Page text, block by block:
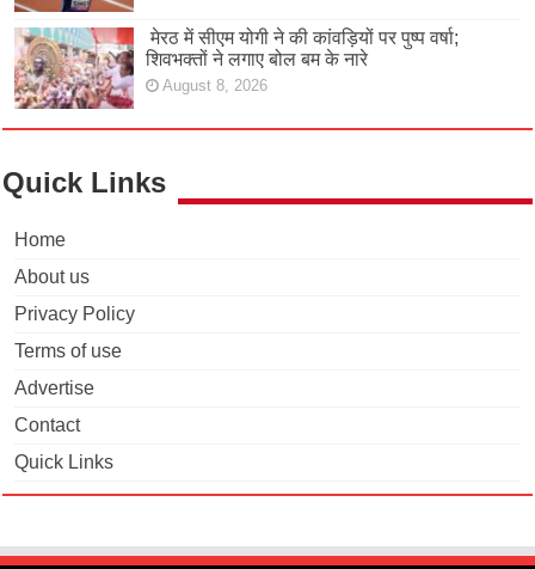
मेरठ में सीएम योगी ने की कांवड़ियों पर पुष्प वर्षा;
शिवभक्तों ने लगाए बोल बम के नारे
August 8, 2026
Quick Links
Home
About us
Privacy Policy
Terms of use
Advertise
Contact
Quick Links